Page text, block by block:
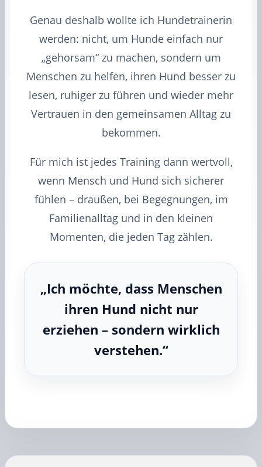
Genau deshalb wollte ich Hundetrainerin
werden: nicht, um Hunde einfach nur
„gehorsam“ zu machen, sondern um
Menschen zu helfen, ihren Hund besser zu
lesen, ruhiger zu führen und wieder mehr
Vertrauen in den gemeinsamen Alltag zu
bekommen.
Für mich ist jedes Training dann wertvoll,
wenn Mensch und Hund sich sicherer
fühlen – draußen, bei Begegnungen, im
Familienalltag und in den kleinen
Momenten, die jeden Tag zählen.
„Ich möchte, dass Menschen
ihren Hund nicht nur
erziehen – sondern wirklich
verstehen.“